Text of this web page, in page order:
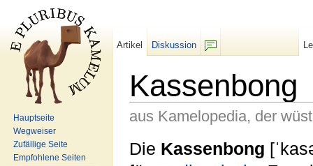
Kassenbong
aus Kamelopedia, der
Die Kassenbong
Artikel
Diskussion
Hauptseite
Wegweiser
Zufällige Seite
Empfohlene Seiten